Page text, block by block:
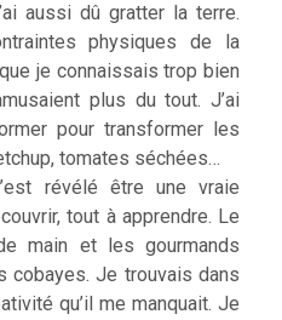
aussi dû gratter la terre.
physiques de la
je connaissais trop bien
plus du tout. J’ai
pour transformer les
tomates séchées…
révélé être une vraie
tout à apprendre. Le
main et les gourmands
cobayes. Je trouvais dans
qu’il me manquait. Je